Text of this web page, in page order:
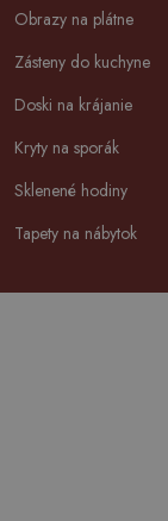
Obrazy na plátne
Zásteny do kuchyne
Doski na krájanie
Kryty na sporák
Sklenené hodiny
Tapety na nábytok